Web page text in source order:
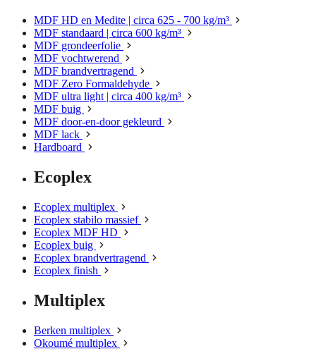
MDF HD en Medite | circa 625 - 700 kg/m³
MDF standaard | circa 600 kg/m³
MDF grondeerfolie
MDF vochtwerend
MDF brandvertragend
MDF Zero Formaldehyde
MDF ultra light | circa 400 kg/m³
MDF buig
MDF door-en-door gekleurd
MDF lack
Hardboard
Ecoplex
Ecoplex multiplex
Ecoplex stabilo massief
Ecoplex MDF HD
Ecoplex buig
Ecoplex brandvertragend
Ecoplex finish
Multiplex
Berken multiplex
Okoumé multiplex